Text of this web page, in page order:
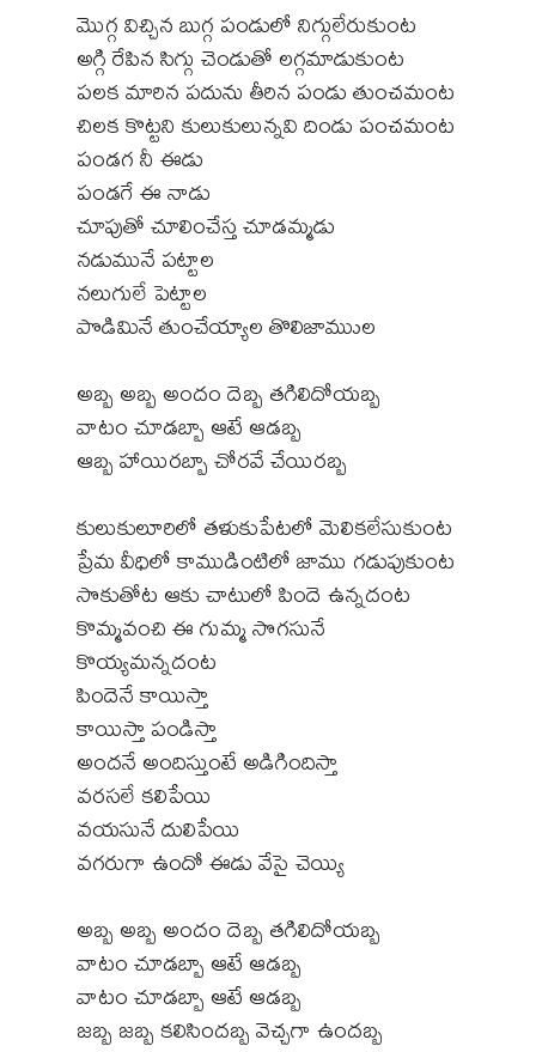
మొగ్గ విచ్చిన బుగ్గ పండులో నిగ్గులేరుకుంట
అగ్గి రేపిన సిగ్గు చెండుతో లగ్గమాడుకుంట
పలక మారిన పదును తీరిన పండు తుంచమంట
చిలక కొట్టని కులుకులున్నవి దిండు పంచమంట
పండగ నీ ఈడు
పండగే ఈ నాడు
చూపుతో చూలించేస్త చూడమ్మడు
నడుమునే పట్టాల
నలుగులే పెట్టాల
పొడిమినే తుంచేయ్యాల తొలిజాముుల
అబ్బ అబ్బ అందం దెబ్బ తగిలిదోయబ్బ
వాటం చూడబ్బా ఆటే ఆడబ్బ
ఆబ్బ హాయిరబ్బా చోరవే చేయిరబ్బ
కులుకులూరిలో తళుకుపేటలో మెలికలేసుకుంట
ప్రేమ వీధిలో కాముడింటిలో జాము గడుపుకుంట
సొకుతోట ఆకు చాటులో పిందె ఉన్నదంట
కొమ్మవంచి ఈ గుమ్మ సొగసునే
కొయ్యమన్నదంట
పిందెనే కాయిస్తా
కాయిస్తా పండిస్తా
అందనే అందిస్తుంటే అడిగిందిస్తా
వరసలే కలిపేయి
వయసునే దులిపేయి
వగరుగా ఉందో ఈడు వేసై చెయ్యి
అబ్బ అబ్బ అందం దెబ్బ తగిలిదోయబ్బ
వాటం చూడబ్బా ఆటే ఆడబ్బ
వాటం చూడబ్బా ఆటే ఆడబ్బ
జబ్బ జబ్బ కలిసిందబ్బ వెచ్చగా ఉందబ్బ